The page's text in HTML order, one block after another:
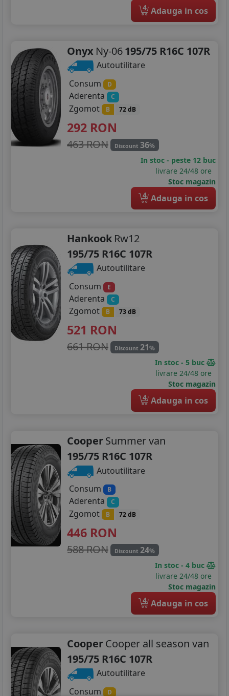
4 Adauga in cos
Onyx Ny-06195/75 R16C 107R
Autoutilitare
Consum
D
Aderenta C
Zgomot B 72 dB
292 RON
463 RON Discount 36%
In stoc - peste 12 buc
livrare 24/48 ore
Stoc magazin
4 Adauga in cos
Hankook Rw12
195/75 R16C 107R
Autoutilitare
Consum
E
Aderenta C
Zgomot B 73 dB
521 RON
661 RON Discount 21%
In stoc - 5 buc
livrare 24/48 ore
Stoc magazin
4 Adauga in cos
CooperSummer van
195/75 R16C 107R
Autoutilitare
Consum
B
Aderenta C
Zgomot B 72 dB
446 RON
588 RON Discount 24%
In stoc - 4 buc
livrare 24/48 ore
Stoc magazin
4 Adauga in cos
CooperCooper all season van
195/75 R16C 107R
Autoutilitare
Consum
D